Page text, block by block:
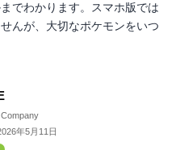
でわかります。スマホ版では
んが、大切なポケモンをいつ
年5月11日